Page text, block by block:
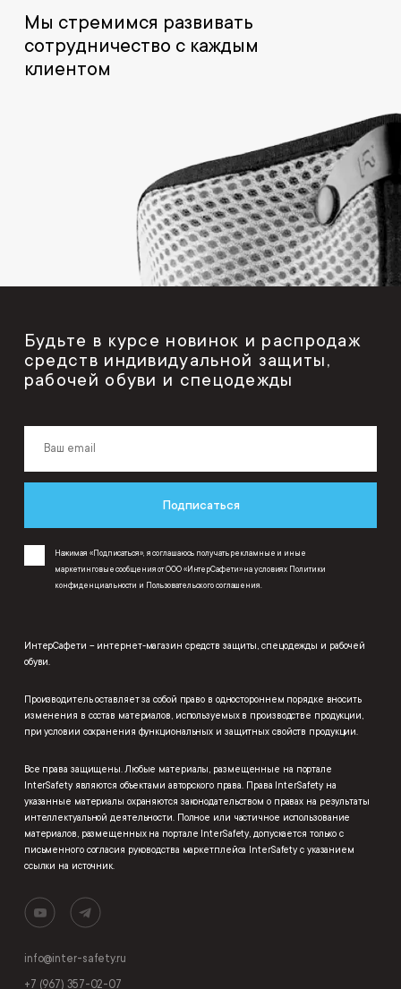
Мы стремимся развивать
сотрудничество с каждым
клиентом
Будьте в курсе новинок и распродаж
средств индивидуальной защиты,
рабочей обуви и спецодежды
Подписаться
Нажимая «Подписаться», я соглашаюсь получать рекламные и иные
маркетинговые сообщения от ООО «ИнтерСафети» на условиях Политики
конфиденциальности и Пользовательского соглашения.
ИнтерСафети – интернет-магазин средств защиты, спецодежды и рабочей
обуви.
Производитель оставляет за собой право в одностороннем порядке вносить
изменения в состав материалов, используемых в производстве продукции,
при условии сохранения функциональных и защитных свойств продукции.
Все права защищены. Любые материалы, размещенные на портале
InterSafety являются объектами авторского права. Права InterSafety на
указанные материалы охраняются законодательством о правах на результаты
интеллектуальной деятельности. Полное или частичное использование
материалов, размещенных на портале InterSafety, допускается только с
письменного согласия руководства маркетплейса InterSafety с указанием
ссылки на источник.
info@inter-safety.ru
+7 (967) 357-02-07